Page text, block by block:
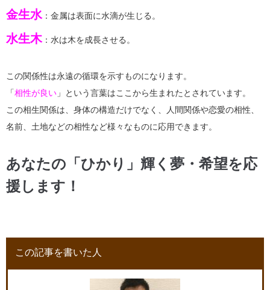
金生水：金属は表面に水滴が生じる。
水生木：水は木を成長させる。
この関係性は永遠の循環を示すものになります。
「相性が良い 」という言葉はここから生まれたとされています。
この相生関係は、身体の構造だけでなく、人間関係や恋愛の相性、
名前、土地などの相性など様々なものに応用できます。
あなたの「ひかり」輝く夢・希望を応
援します！
この記事を書いた人